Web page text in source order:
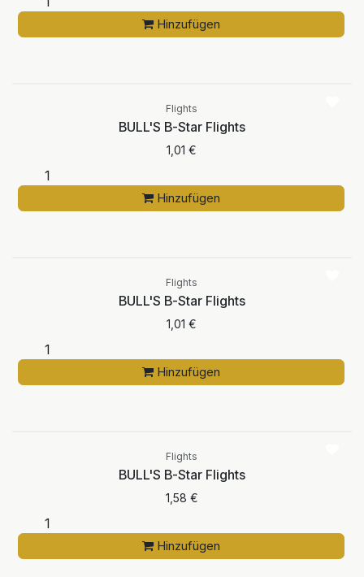
Hinzufügen
Flights
BULL'S B-Star Flights
1,01 €
Hinzufügen
Flights
BULL'S B-Star Flights
1,01 €
Hinzufügen
Flights
BULL'S B-Star Flights
1,58 €
Hinzufügen